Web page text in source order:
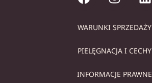
WARUNKI SPRZEDAŻY
PIELĘGNACJA I CECHY
INFORMACJE PRAWNE